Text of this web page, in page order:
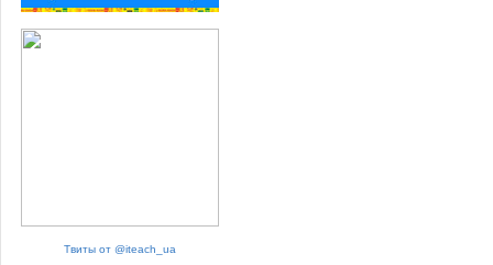
Твиты от @iteach_ua